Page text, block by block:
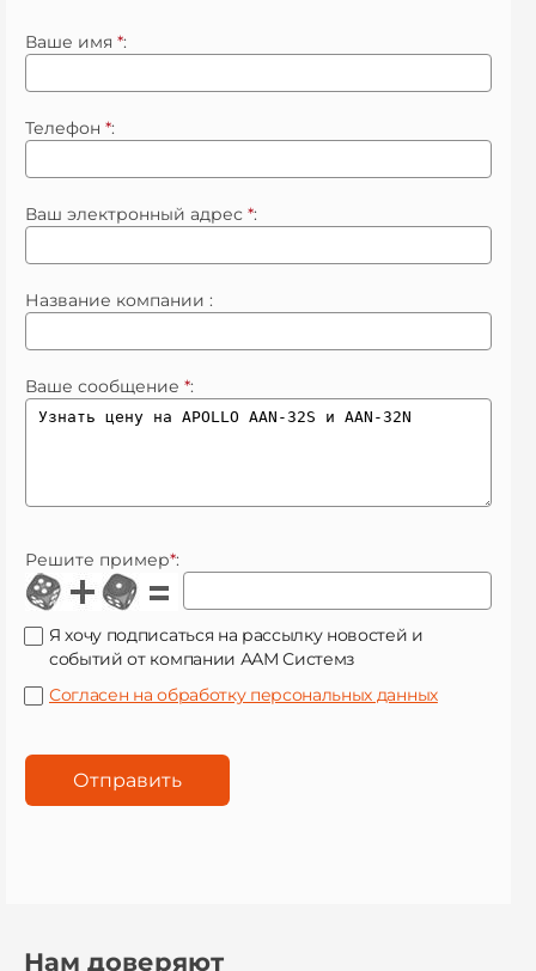
Ваше имя *:
Телефон *:
Ваш электронный адрес *:
Название компании :
Ваше сообщение *:
Решите пример*:
Я хочу подписаться на рассылку новостей и
событий от компании ААМ Системз
Согласен на обработку персональных данных
Нам доверяют